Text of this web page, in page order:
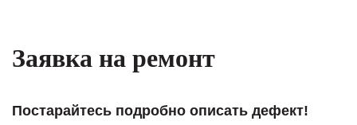
Заявка на ремонт
Постарайтесь подробно описать дефект!